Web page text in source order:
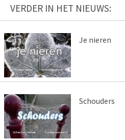
VERDER IN HET NIEUWS:
Je nieren
Schouders